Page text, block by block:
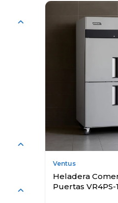
Ventus
Heladera
Puertas VR4PS-